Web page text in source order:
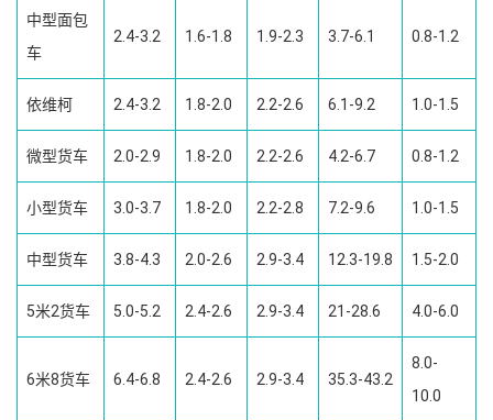
中型面包
车
2.4-3.2 1.6-1.8 1.9-2.3 3.7-6.1 0.8-1.2
依维柯 2.4-3.2 1.8-2.0 2.2-2.6 6.1-9.2 1.0-1.5
微型货车 2.0-2.9 1.8-2.0 2.2-2.6 4.2-6.7 0.8-1.2
小型货车 3.0-3.7 1.8-2.0 2.2-2.8 7.2-9.6 1.0-1.5
中型货车 3.8-4.3 2.0-2.6 2.9-3.4 12.3-19.8 1.5-2.0
5米2货车 5.0-5.2 2.4-2.6 2.9-3.4 21-28.6 4.0-6.0
6米8货车 6.4-6.8 2.4-2.6 2.9-3.4 35.3-43.2
8.0-
10.0